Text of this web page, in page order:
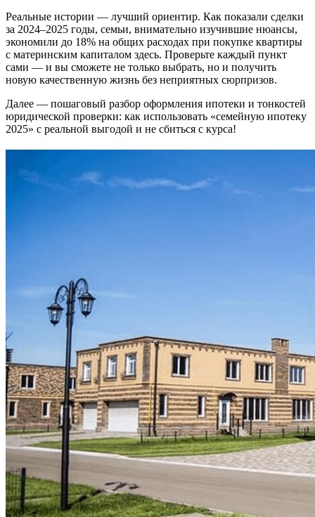
Реальные истории — лучший ориентир. Как показали сделки
за 2024–2025 годы, семьи, внимательно изучившие нюансы,
экономили до 18% на общих расходах при покупке квартиры
с материнским капиталом здесь. Проверьте каждый пункт
сами — и вы сможете не только выбрать, но и получить
новую качественную жизнь без неприятных сюрпризов.
Далее — пошаговый разбор оформления ипотеки и тонкостей
юридической проверки: как использовать «семейную ипотеку
2025» с реальной выгодой и не сбиться с курса!